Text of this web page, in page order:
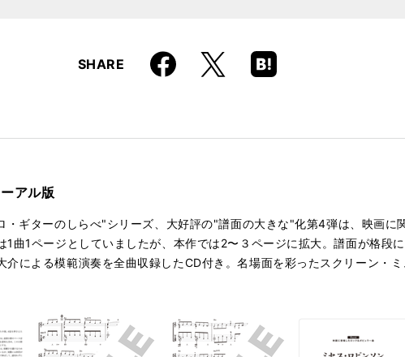
SHARE Faceboo
k
X
Hatena
Boo
アル版
ギターのしらべ"シリーズ、大好評の"譜面の大きな"化第4弾は、映画に
曲1ページとしていましたが、本作では2〜３ページに拡大。譜面が格段
による模範演奏を全曲収録したCD付き。名場面を彩ったスクリーン・